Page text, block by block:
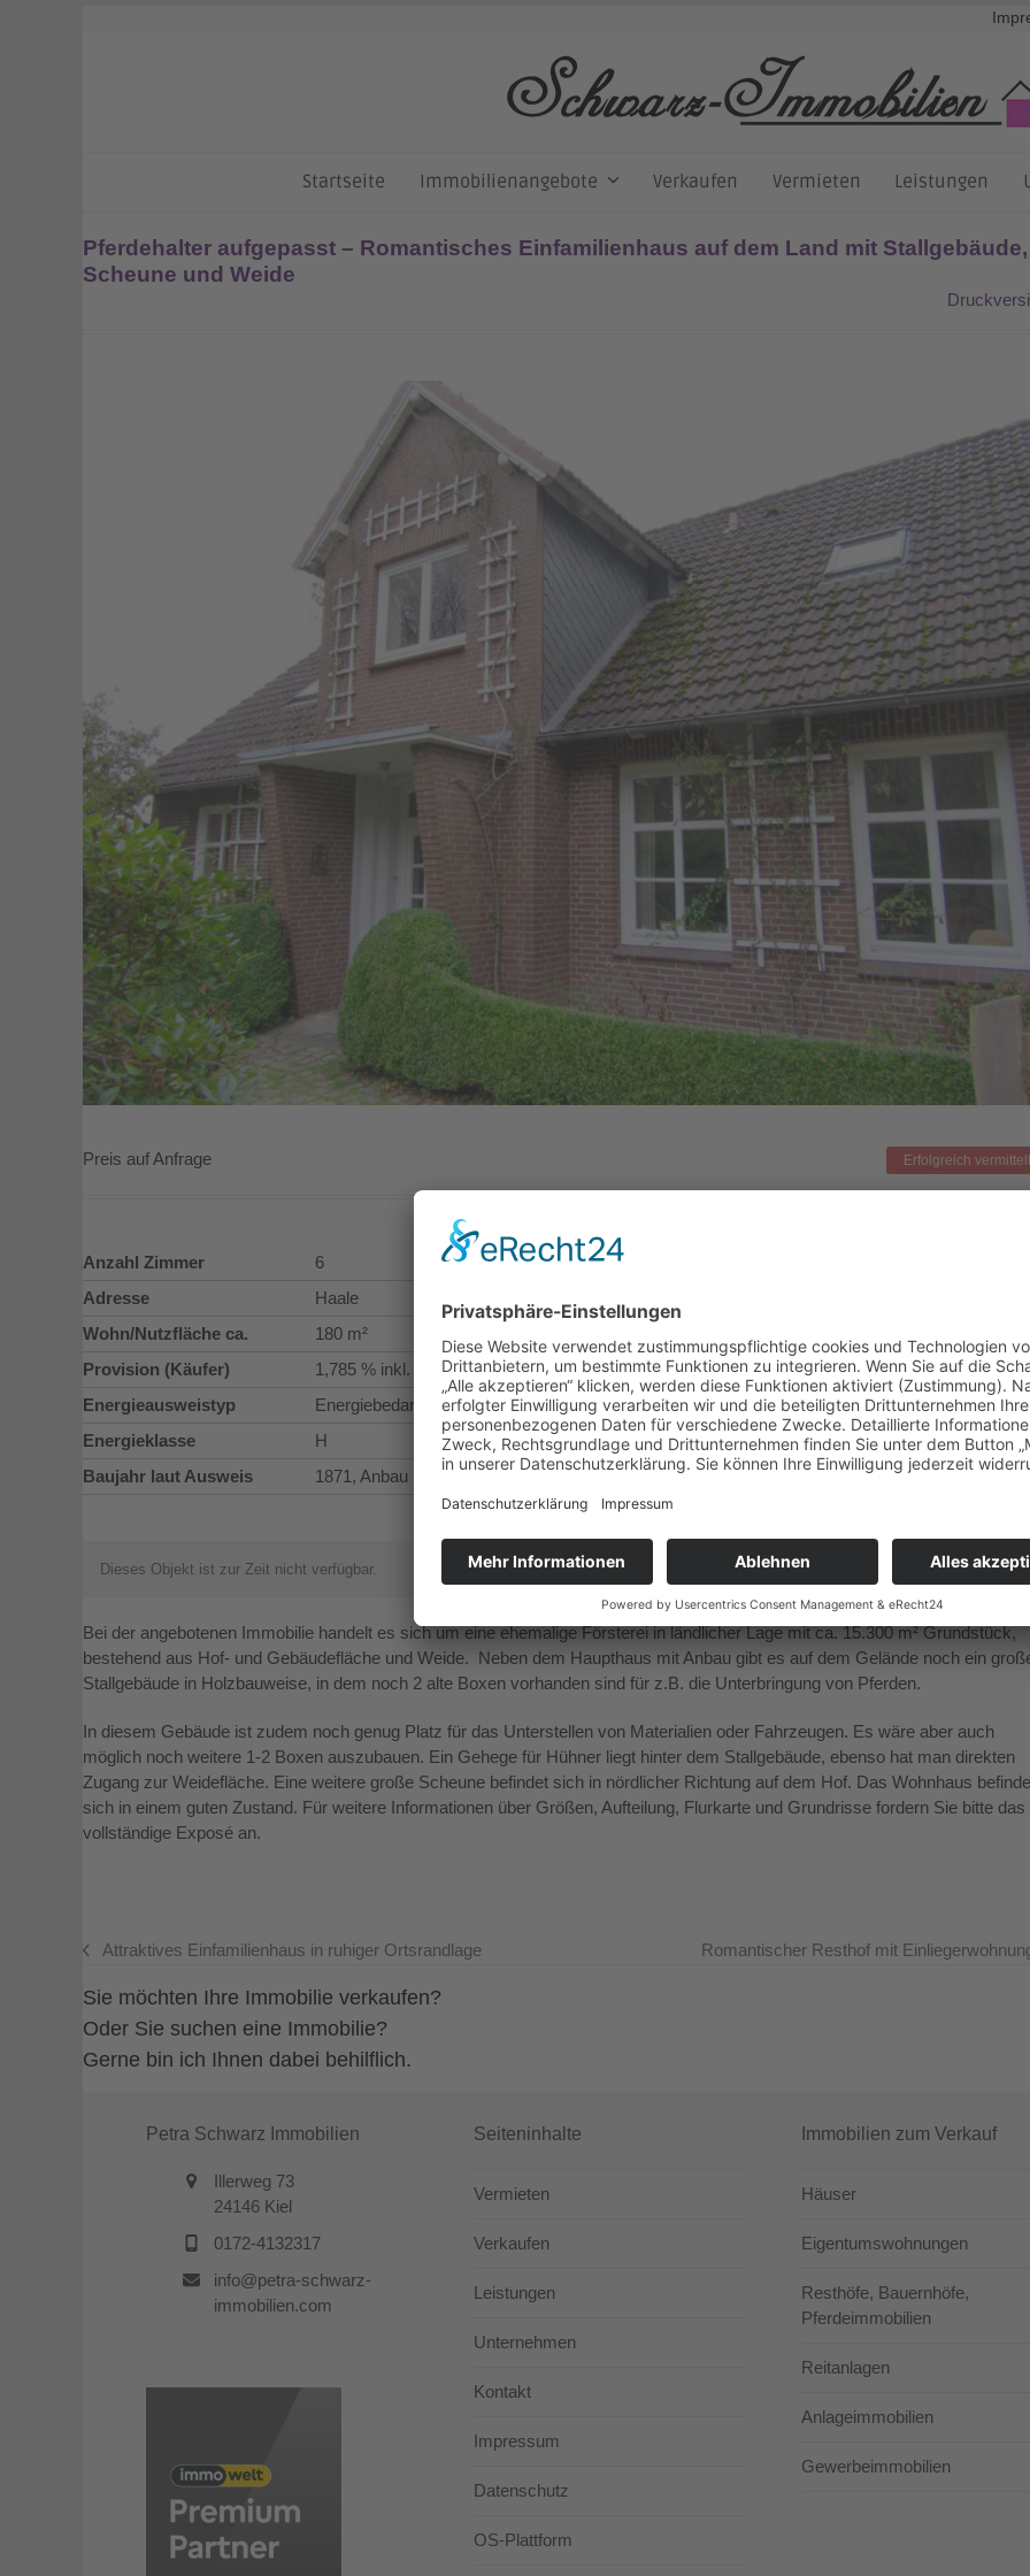
Startseite Immobilienangebote Verkaufen Vermieten Leistungen
Pferdehalter aufgepasst – Romantisches Einfamilienhaus auf dem Land mit Stallgebäude,
Scheune und Weide
Preis auf Anfrage Erfolgreich vermittelt
Anzahl Zimmer 6 Anzahl Bäder
Adresse
Haale
Wohn/Nutzfläche ca.
180 m²
Provision (Käufer)
1,785 % inkl. gesetzl. MwSt Heizung
Öl, Holz
Energieausweistyp
Energiebedarfsausweis Wesentlicher Energieträger
Heizöl, Stückholz
Energieklasse
H Endenergiebedarfswert kWh/(m²*a) 252
Baujahr laut Ausweis
1871, Anbau 1950er Jahre Gültig bis 08.12.2032
Dieses Objekt ist zur Zeit nicht verfügbar.
Bei der angebotenen Immobilie handelt es sich um eine ehemalige Försterei in ländlicher Lage mit ca. 15.300 m² Grundstück,
bestehend aus Hof- und Gebäudefläche und Weide. Neben dem Haupthaus mit Anbau gibt es auf dem Gelände noch ein
Stallgebäude in Holzbauweise, in dem noch 2 alte Boxen vorhanden sind für z.B. die Unterbringung von Pferden.
In diesem Gebäude ist zudem noch genug Platz für das Unterstellen von Materialien oder Fahrzeugen. Es wäre aber auch
möglich noch weitere 1-2 Boxen auszubauen. Ein Gehege für Hühner liegt hinter dem Stallgebäude, ebenso hat man direkten
Zugang zur Weidefläche. Eine weitere große Scheune befindet sich in nördlicher Richtung auf dem Hof. Das Wohnhaus
sich in einem guten Zustand. Für weitere Informationen über Größen, Aufteilung, Flurkarte und Grundrisse fordern Sie bitte das
vollständige Exposé an.
vorheriger
Beitrag:
Attraktives Einfamilienhaus in ruhiger Ortsrandlage
Nächster
Romantischer Resthof mit
Sie möchten Ihre Immobilie verkaufen?
Oder Sie suchen eine Immobilie?
Gerne bin ich Ihnen dabei behilflich.
Petra Schwarz Immobilien
Illerweg 73
24146 Kiel
0172-4132317
info@petra-schwarz-
immobilien.com
Seiteninhalte
Vermieten
Verkaufen
Leistungen
Unternehmen
Kontakt
Impressum
Datenschutz
OS-Plattform
Immobilien zum Verkauf
Häuser
Eigentumswohnungen
Resthöfe, Bauernhöfe,
Pferdeimmobilien
Reitanlagen
Anlageimmobilien
Gewerbeimmobilien